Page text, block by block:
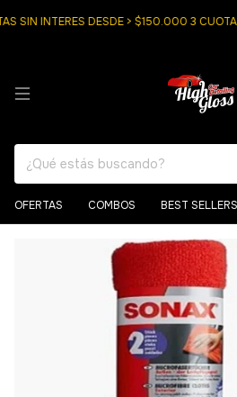
INTERES DESDE > $150.000 3 CUOTAS
OFERTAS COMBOS BEST SELLERS